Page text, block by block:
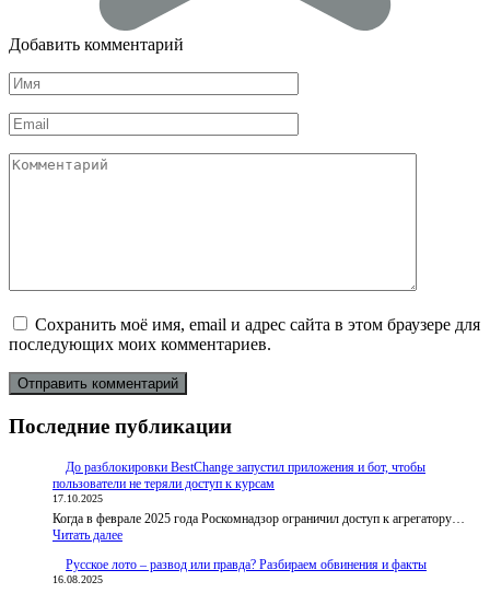
Добавить комментарий
Имя
*
Email
*
Комментарий
Сохранить моё имя, email и адрес сайта в этом браузере для
последующих моих комментариев.
Последние публикации
До разблокировки BestChange запустил приложения и бот, чтобы
пользователи не теряли доступ к курсам
17.10.2025
Когда в феврале 2025 года Роскомнадзор ограничил доступ к агрегатору…
Читать далее:
разблокировки
Русское лото – развод или правда? Разбираем обвинения и факты
16.08.2025